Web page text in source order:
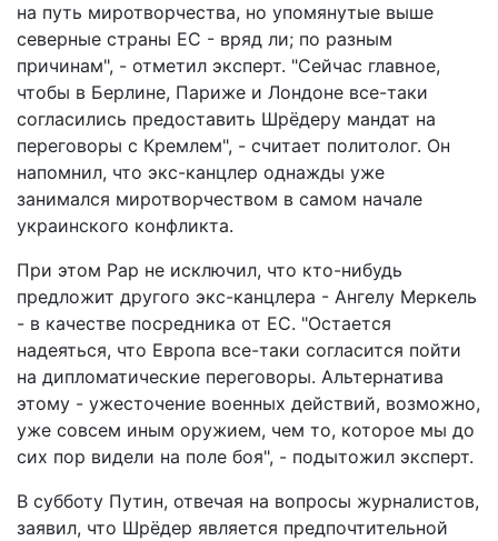
на путь миротворчества, но упомянутые выше
северные страны ЕС - вряд ли; по разным
причинам", - отметил эксперт. "Сейчас главное,
чтобы в Берлине, Париже и Лондоне все-таки
согласились предоставить Шрёдеру мандат на
переговоры с Кремлем", - считает политолог. Он
напомнил, что экс-канцлер однажды уже
занимался миротворчеством в самом начале
украинского конфликта.
При этом Рар не исключил, что кто-нибудь
предложит другого экс-канцлера - Ангелу Меркель
- в качестве посредника от ЕС. "Остается
надеяться, что Европа все-таки согласится пойти
на дипломатические переговоры. Альтернатива
этому - ужесточение военных действий, возможно,
уже совсем иным оружием, чем то, которое мы до
сих пор видели на поле боя", - подытожил эксперт.
В субботу Путин, отвечая на вопросы журналистов,
заявил, что Шрёдер является предпочтительной